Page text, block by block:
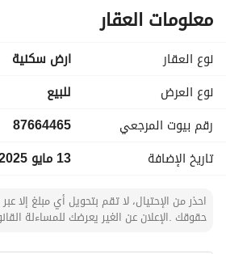
معلومات العقار
نوع العقار
ارض سكنية
نوع العرض
للبيع
رقم بيوت المرجعي
87664465
تاريخ الإضافة
13 مايو 2025
احذر من الإحتيال، لا تقم بتحويل أي مبلغ إلا
حقوقك .الإعلان عن الغير يعرضك للمساءلة